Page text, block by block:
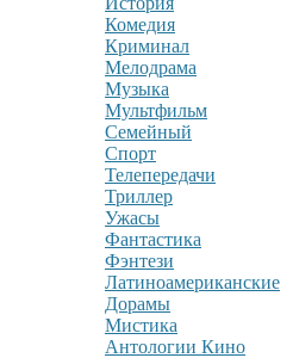
Комедия
Криминал
Мелодрама
Музыка
Мультфильм
Семейный
Спорт
Телепередачи
Триллер
Ужасы
Фантастика
Фэнтези
Латиноамериканские
Дорамы
Мистика
Антологии Кино